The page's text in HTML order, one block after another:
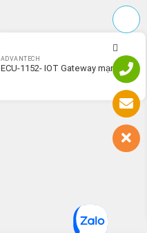
ADVANTECH
ECU-1152- IOT Gateway mạnh mẽ